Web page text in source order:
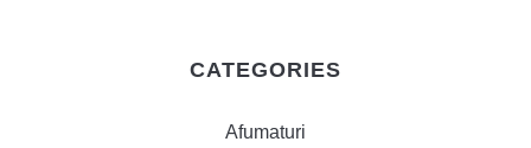
CATEGORIES
Afumaturi